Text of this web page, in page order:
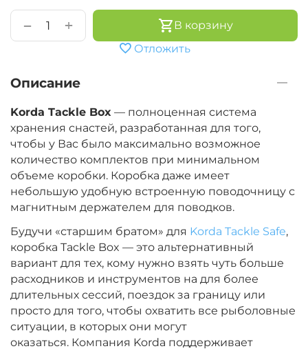
+
−
В корзину
Отложить
Описание
Korda Tackle Box — полноценная система
хранения снастей, разработанная для того,
чтобы у Вас было максимально возможное
количество комплектов при минимальном
объеме коробки. Коробка даже имеет
небольшую удобную встроенную поводочницу с
магнитным держателем для поводков.
Будучи «старшим братом» для Korda Tackle Safe,
коробка Tackle Box — это альтернативный
вариант для тех, кому нужно взять чуть больше
расходников и инструментов на для более
длительных сессий, поездок за границу или
просто для того, чтобы охватить все рыболовные
ситуации, в которых они могут
оказаться. Компания Korda поддерживает